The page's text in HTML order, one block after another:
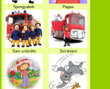
Spongyabob Peppa
Sam a tűzoltó
Szirénázó
szupercsapat